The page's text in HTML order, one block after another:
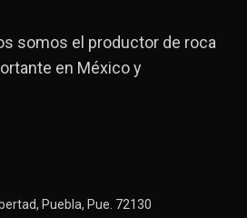
somos el productor de roca
en México y
Puebla, Pue. 72130